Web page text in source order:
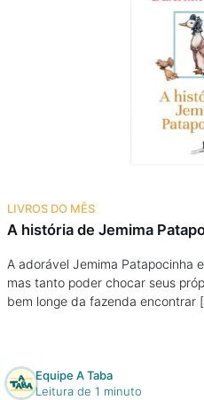
LIVROS DO MÊS
A história de Jemima
A adorável Jemima Patapocinha
mas tanto poder chocar seus
bem longe da fazenda encontrar
Equipe A Taba
Leitura de 1 minuto